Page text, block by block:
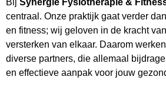
centraal. Onze praktijk gaat verder
en fitness; wij geloven in de kracht
versterken van elkaar. Daarom
diverse partners, die allemaal
en effectieve aanpak voor jouw